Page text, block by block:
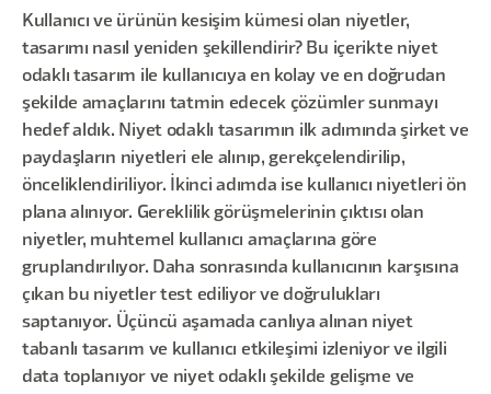
Kullanıcı ve ürünün kesişim kümesi olan niyetler,
tasarımı nasıl yeniden şekillendirir? Bu içerikte niyet
odaklı tasarım ile kullanıcıya en kolay ve en doğrudan
şekilde amaçlarını tatmin edecek çözümler sunmayı
hedef aldık. Niyet odaklı tasarımın ilk adımında şirket ve
paydaşların niyetleri ele alınıp, gerekçelendirilip,
önceliklendiriliyor. İkinci adımda ise kullanıcı niyetleri ön
plana alınıyor. Gereklilik görüşmelerinin çıktısı olan
niyetler, muhtemel kullanıcı amaçlarına göre
gruplandırılıyor. Daha sonrasında kullanıcının karşısına
çıkan bu niyetler test ediliyor ve doğrulukları
saptanıyor. Üçüncü aşamada canlıya alınan niyet
tabanlı tasarım ve kullanıcı etkileşimi izleniyor ve ilgili
data toplanıyor ve niyet odaklı şekilde gelişme ve